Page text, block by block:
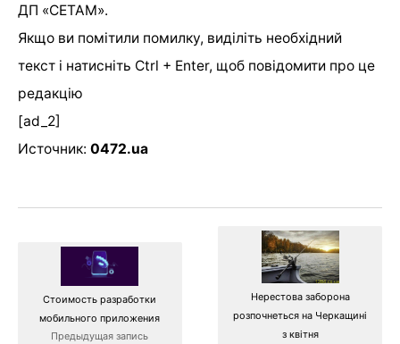
ДП «СЕТАМ».
Якщо ви помітили помилку, виділіть необхідний
текст і натисніть Ctrl + Enter, щоб повідомити про це
редакцію
[ad_2]
Источник: 0472.ua
Стоимость разработки
мобильного приложения
Предыдущая запись
Нерестова заборона
розпочнеться на Черкащині
з квітня